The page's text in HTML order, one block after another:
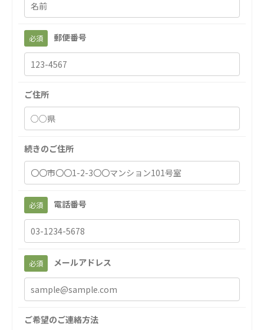
医療法人社団 美翔会
聖心美容クリニック
S-Labo（渋谷院）
医療法人 共生会
松園病院介護医療院
松園第二病院
複合ケアセンターまつぞの
医療法人社団 鴻愛会
こうのす共生病院
OKP with Life クリニック
with Life クリニック 大宮駅前
ならしの共生クリニック
こうのすナーシングホーム共生園
あげお共生の家
必須 郵便番号
ご住所
続きのご住所
必須 電話番号
必須 メールアドレス
ご希望のご連絡方法